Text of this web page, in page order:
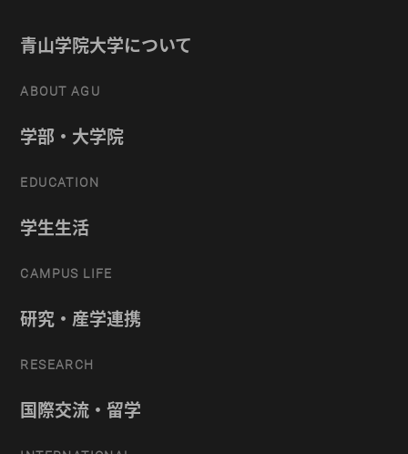
青山学院大学について
ABOUT AGU
学部・大学院
EDUCATION
学生生活
CAMPUS LIFE
研究・産学連携
RESEARCH
国際交流・留学